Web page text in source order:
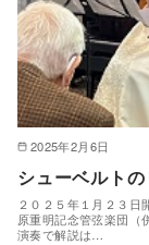
2025年2月6日
シューベルト
２０２５年１月２３
原重明記念管弦楽団（
演奏で解説は…